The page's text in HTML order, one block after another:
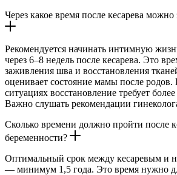
Через какое время после кесарева можно
Рекомендуется начинать интимную
через 6–8 недель после кесарева. Это
заживления шва и восстановления
оценивает состояние мамы после
ситуациях восстановление требует
Важно слушать рекомендации
Сколько времени должно пройти после
беременности?
Оптимальный срок между кесаревым и
— минимум 1,5 года. Это время нужно